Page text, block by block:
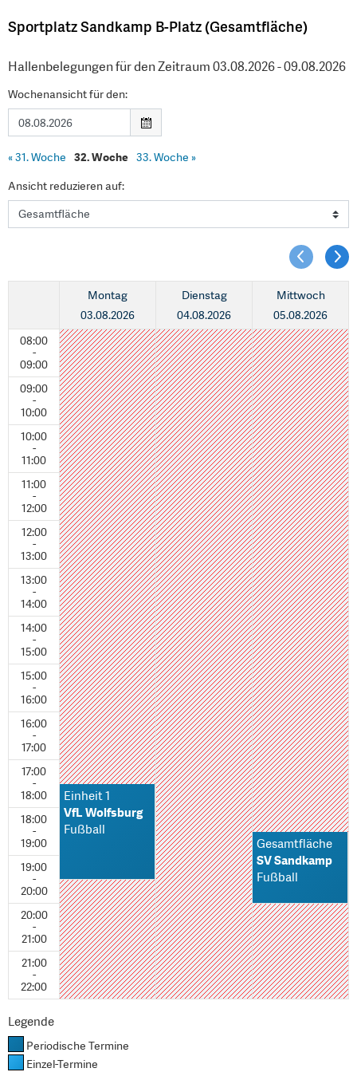
Sportplatz Sandkamp B-Platz (Gesamtfläche)
Hallenbelegungen für den Zeitraum 03.08.2026 - 09.08.2026
Wochenansicht für den:
«31. Woche 32. Woche 33. Woche »
Ansicht reduzieren auf:
08:00
-
09:00
09:00
-
10:00
10:00
-
11:00
11:00
-
12:00
12:00
-
13:00
13:00
-
14:00
14:00
-
15:00
15:00
-
16:00
16:00
-
17:00
17:00
-
18:00
18:00
-
19:00
19:00
-
20:00
20:00
-
21:00
21:00
-
22:00
Montag
03.08.2026
Einheit 1
VfL Wolfsburg
Fußball
Dienstag
04.08.2026
Mittwoch
05.08.2026
Gesamtfläche
SV Sandkamp
Fußball
Legende
Periodische Termine
Einzel-Termine